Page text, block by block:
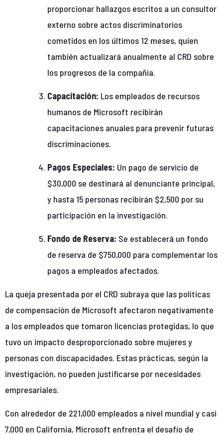
proporcionar hallazgos escritos a un consultor
externo sobre actos discriminatorios
cometidos en los últimos 12 meses, quien
también actualizará anualmente al CRD sobre
los progresos de la compañía.
Capacitación: Los empleados de recursos
humanos de Microsoft recibirán
capacitaciones anuales para prevenir futuras
discriminaciones.
Pagos Especiales: Un pago de servicio de
$30,000 se destinará al denunciante principal,
y hasta 15 personas recibirán $2,500 por su
participación en la investigación.
Fondo de Reserva: Se establecerá un fondo
de reserva de $750,000 para complementar los
pagos a empleados afectados.
La queja presentada por el CRD subraya que las políticas
de compensación de Microsoft afectaron negativamente
a los empleados que tomaron licencias protegidas, lo que
tuvo un impacto desproporcionado sobre mujeres y
personas con discapacidades. Estas prácticas, según la
investigación, no pueden justificarse por necesidades
empresariales.
Con alrededor de 221,000 empleados a nivel mundial y casi
7,000 en California, Microsoft enfrenta el desafío de